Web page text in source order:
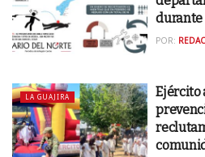
durante
POR:
LA GUAJIRA
Ejército